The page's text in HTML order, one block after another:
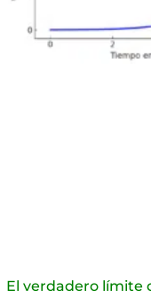
El verdadero límite